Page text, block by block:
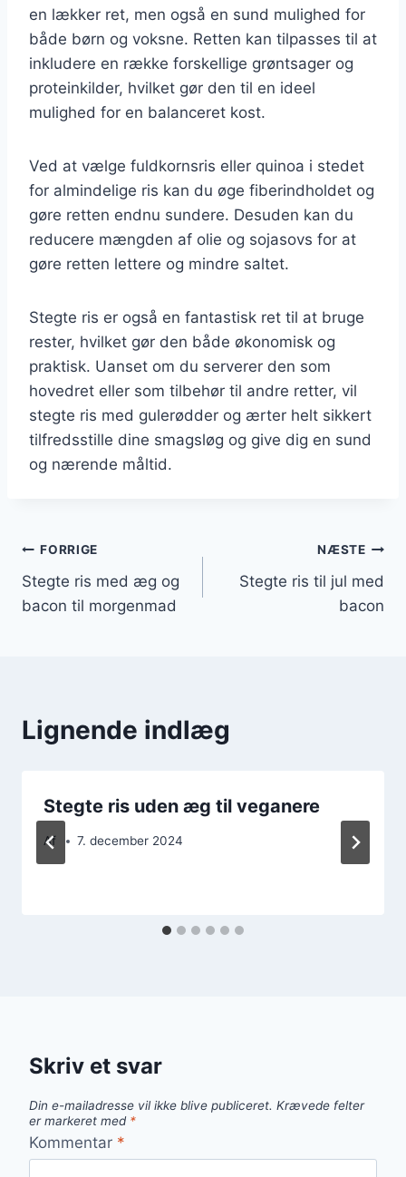
en lækker ret, men også en sund mulighed for
både børn og voksne. Retten kan tilpasses til at
inkludere en række forskellige grøntsager og
proteinkilder, hvilket gør den til en ideel
mulighed for en balanceret kost.
Ved at vælge fuldkornsris eller quinoa i stedet
for almindelige ris kan du øge fiberindholdet og
gøre retten endnu sundere. Desuden kan du
reducere mængden af olie og sojasovs for at
gøre retten lettere og mindre saltet.
Stegte ris er også en fantastisk ret til at bruge
rester, hvilket gør den både økonomisk og
praktisk. Uanset om du serverer den som
hovedret eller som tilbehør til andre retter, vil
stegte ris med gulerødder og ærter helt sikkert
tilfredsstille dine smagsløg og give dig en sund
og nærende måltid.
Indlægsnavigation
FORRIGE
Stegte ris med æg og
bacon til morgenmad
NÆSTE
Stegte ris til jul med
bacon
Lignende indlæg
Stegte ris uden æg til veganere
Af 7. december 2024
Skriv et svar
Din e-mailadresse vil ikke blive publiceret. Krævede felter
er markeret med *
Kommentar *